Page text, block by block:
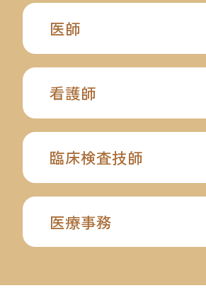
医師
看護師
臨床検査技師
医療事務